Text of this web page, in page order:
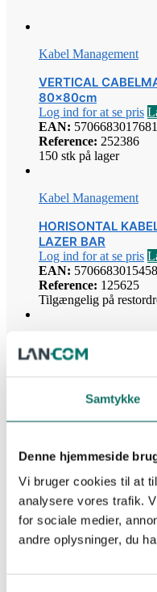
Samtykke
Denne hjemmeside
Vi bruger cookies til at
analysere vores trafik.
for sociale medier,
andre oplysninger, du
Kabel Management
VERTICAL
80x80cm
Log ind for at se pris
EAN: 5706683017681
Reference: 252386
150 stk på lager
Kabel Management
HORISONTAL
LAZER BAR
Log ind for at se pris
EAN: 5706683015458
Reference: 125625
Tilgængelig på
5706683015380
BESLAG FOR
1500
Log ind for at se pris
EAN:5706683021848